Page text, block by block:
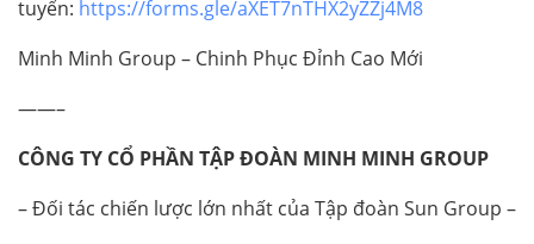
tuyển: https://forms.gle/aXET7nTHX2yZZj4M8
Minh Minh Group – Chinh Phục Đỉnh Cao Mới
——–
CÔNG TY CỔ PHẦN TẬP ĐOÀN MINH MINH GROUP
– Đối tác chiến lược lớn nhất của Tập đoàn Sun Group –